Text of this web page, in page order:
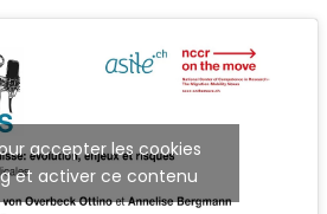
accepter les cookies
et activer ce contenu